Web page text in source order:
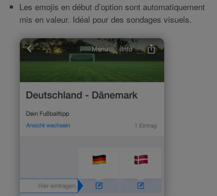
Les emojis en début d’option sont automatiquement
mis en valeur. Idéal pour des sondages visuels.